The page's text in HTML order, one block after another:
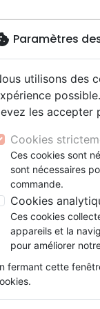
Couple
ansLatino, Folk
Soul
:
Paramètres
utilisons des
les accepter
Cookies
Ces cookies sont
sont nécessaires
commande.
Cookies
Ces cookies
appareils et la
pour améliorer
fermant cette